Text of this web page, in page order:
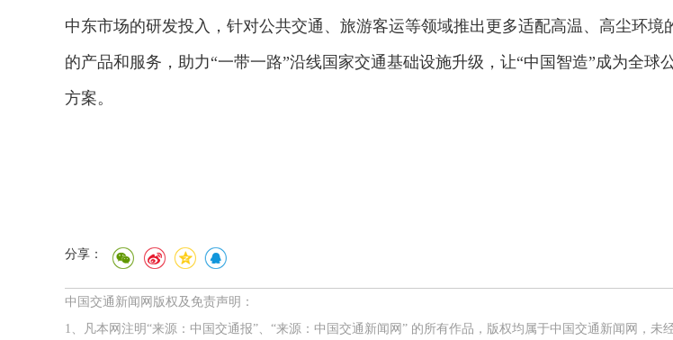
中东市场的研发投入，针对公共交通、旅游客运等领域推出更多适配高温、高尘环境
的产品和服务，助力“一带一路”沿线国家交通基础设施升级，让“中国智造”成为全球
方案。
分享：
中国交通新闻网版权及免责声明：
1、凡本网注明“来源：中国交通报”、“来源：中国交通新闻网” 的所有作品，版权均属于中国交通新闻网，未